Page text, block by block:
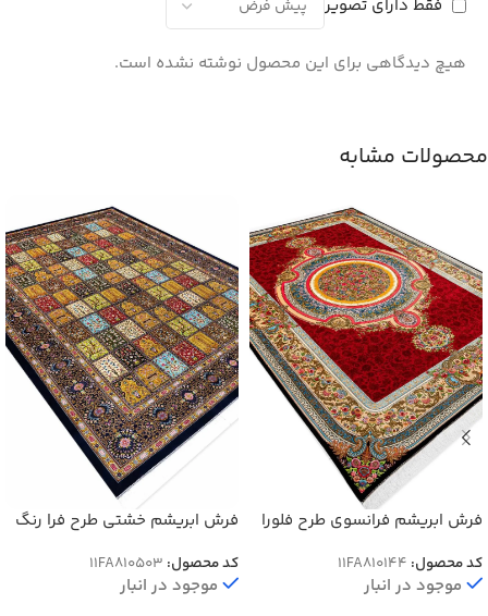
فقط دارای تصویر
هیچ دیدگاهی برای این محصول نوشته نشده است.
محصولات مشابه
فرش ابریشم فرانسوی طرح فلورا
کد محصول: 11FA810144
موجود در انبار
فرش ابریشم خشتی طرح فرا رنگ
کد محصول: 11FA810503
موجود در انبار